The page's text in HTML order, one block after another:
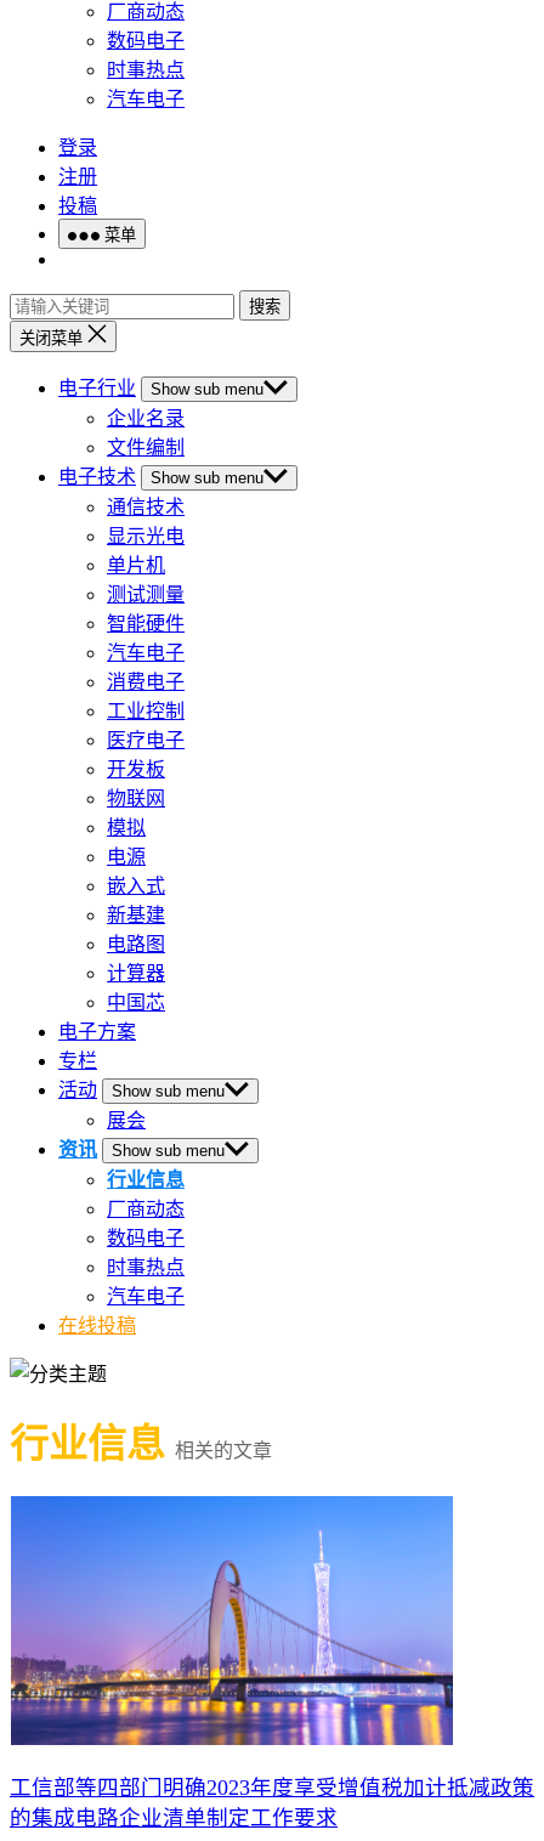
厂商动态
数码电子
时事热点
汽车电子
登录
注册
投稿
菜单
搜索
关闭菜单
电子行业 Show sub menu
企业名录
文件编制
电子技术
Show sub menu
通信技术
显示光电
单片机
测试测量
智能硬件
汽车电子
消费电子
工业控制
医疗电子
开发板
物联网
模拟
电源
嵌入式
新基建
电路图
计算器
中国芯
电子方案
专栏
活动
Show sub menu
展会
资讯
Show sub menu
行业信息
厂商动态
数码电子
时事热点
汽车电子
在线投稿
行业信息 相关的文章
工信部等四部门明确2023年度享受增值税加计抵减政策
的集成电路企业清单制定工作要求